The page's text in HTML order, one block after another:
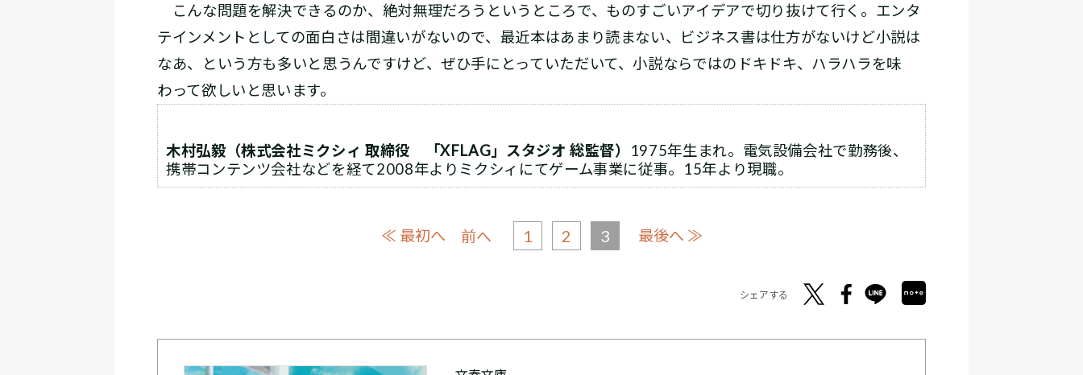
こんな問題を解決できるのか、絶対無理だろうというところで、ものすごいアイデアで切り抜けて行く。エンタ
テインメントとしての面白さは間違いがないので、最近本はあまり読まない、ビジネス書は仕方がないけど小説は
なあ、という方も多いと思うんですけど、ぜひ手にとっていただいて、小説ならではのドキドキ、ハラハラを味
わって欲しいと思います。
木村弘毅（株式会社ミクシィ 取締役 「XFLAG」スタジオ 総監督）
1975年生まれ。電気設備会社で勤務後、
携帯コンテンツ会社などを経て2008年よりミクシィにてゲーム事業に従事。15年より現職。
≪ 最初へ 前へ 1 2 3 最後へ ≫
シェアする